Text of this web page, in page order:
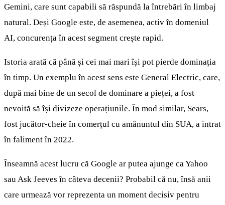
Gemini, care sunt capabili să răspundă la întrebări în limbaj
natural. Deși Google este, de asemenea, activ în domeniul
AI, concurența în acest segment crește rapid.
Istoria arată că până și cei mai mari își pot pierde dominația
în timp. Un exemplu în acest sens este General Electric, care,
după mai bine de un secol de dominare a pieței, a fost
nevoită să își divizeze operațiunile. În mod similar, Sears,
fost jucător-cheie în comerțul cu amănuntul din SUA, a intrat
în faliment în 2022.
Înseamnă acest lucru că Google ar putea ajunge ca Yahoo
sau Ask Jeeves în câteva decenii? Probabil că nu, însă anii
care urmează vor reprezenta un moment decisiv pentru